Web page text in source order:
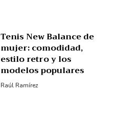
Tenis New Balance de
mujer: comodidad,
estilo retro y los
modelos populares
Raúl Ramírez